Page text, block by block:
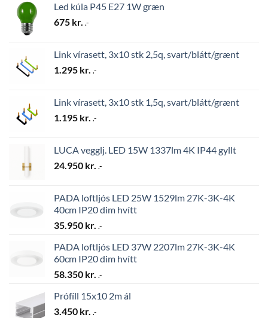
Led kúla P45 E27 1W græn
675 kr. .-
Link vírasett, 3x10 stk 2,5q, svart/blátt/grænt
1.295 kr. .-
Link vírasett, 3x10 stk 1,5q, svart/blátt/grænt
1.195 kr. .-
LUCA vegglj. LED 15W 1337lm 4K IP44 gyllt
24.950 kr. .-
PADA loftljós LED 25W 1529lm 27K-3K-4K
40cm IP20 dim hvítt
35.950 kr. .-
PADA loftljós LED 37W 2207lm 27K-3K-4K
60cm IP20 dim hvítt
58.350 kr. .-
Prófíll 15x10 2m ál
3.450 kr. .-